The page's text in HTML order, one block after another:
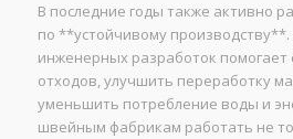
В последние годы также активно
по **устойчивому
инженерных разработок помогает
отходов, улучшить переработку
уменьшить потребление воды и
швейным фабрикам работать не